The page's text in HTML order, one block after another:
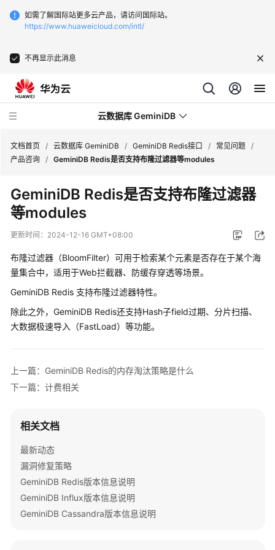
如需了解国际站更多云产品，请访问国际站。
https://www.huaweicloud.com/intl/
不再显示此消息
云数据库 GeminiDB
新
动
服
务
公
告
产
GeminiDB
口
产
品
介
绍
文档首页 / 云数据库 GeminiDB / GeminiDB Redis接口 / 常见问题 /
产品咨询 / GeminiDB Redis是否支持布隆过滤器等modules
GeminiDB Redis是否支持布隆过滤器
等modules
更新时间： 2024-12-16 GMT+08:00
布隆过滤器（BloomFilter）可用于检索某个元素是否存在于某个海
量集合中，适用于Web拦截器、防缓存穿透等场景。
GeminiDB Redis 支持布隆过滤器特性。
除此之外，GeminiDB Redis还支持Hash子field过期、分片扫描、
大数据极速导入（FastLoad）等功能。
上一篇：GeminiDB Redis的内存淘汰策略是什么
下一篇：计费相关
相关文档
最新动态
漏洞修复策略
GeminiDB Redis版本信息说明
GeminiDB Influx版本信息说明
GeminiDB Cassandra版本信息说明